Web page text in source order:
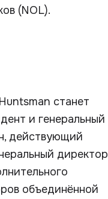
(NOL).
станет
и генеральный
действующий
директор
объединённой